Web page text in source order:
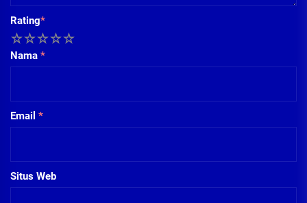
Rating*
5
4
3
2
Nama *
Email *
Situs Web